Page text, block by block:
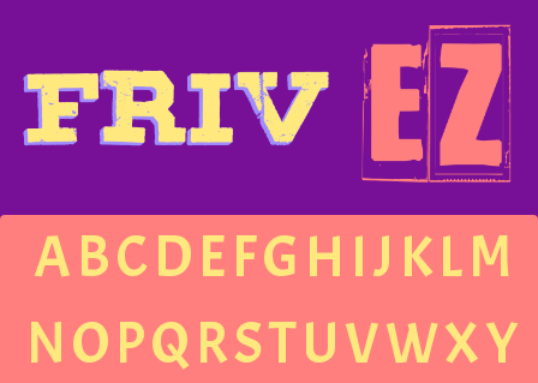
ABCDEFGH IJ KLM
NOPQRSTUVWXY